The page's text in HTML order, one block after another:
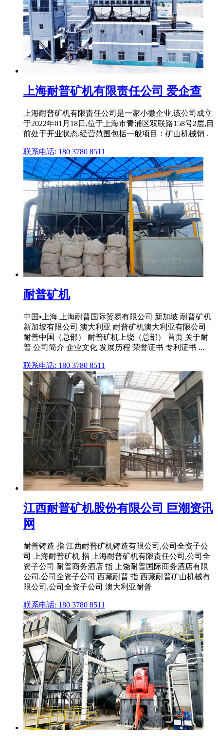
上海耐普矿机有限责任公司 爱企查
上海耐普矿机有限责任公司是一家小微企业,该公司成立
于2022年01月18日,位于上海市青浦区双联路158号2层,目
前处于开业状态,经营范围包括一般项目：矿山机械销 .
联系电话: 180 3780 8511
耐普矿机
中国•上海 上海耐普国际贸易有限公司 新加坡 耐普矿机
新加坡有限公司 澳大利亚 耐普矿机澳大利亚有限公司
耐普中国（总部） 耐普矿机上饶（总部） 首页 关于耐
普 公司简介 企业文化 发展历程 荣誉证书 专利证书 ...
联系电话: 180 3780 8511
江西耐普矿机股份有限公司 巨潮资讯
网
耐普铸造 指 江西耐普矿机铸造有限公司,公司全资子公
司 上海耐普矿机 指 上海耐普矿机有限责任公司,公司全
资子公司 耐普商务酒店 指 上饶耐普国际商务酒店有限
公司,公司全资子公司 西藏耐普 指 西藏耐普矿山机械有
限公司,公司全资子公司 澳大利亚耐普
联系电话: 180 3780 8511